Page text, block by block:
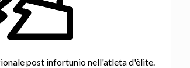
post infortunio nell'atleta d'èlite.